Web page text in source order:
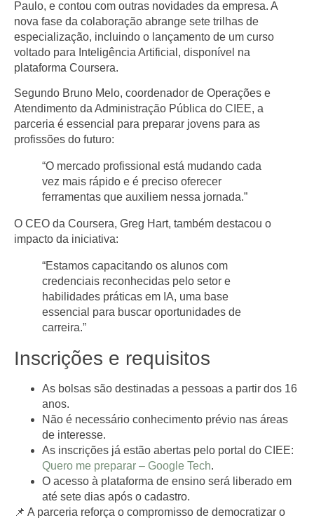
Paulo, e contou com outras novidades da empresa. A
nova fase da colaboração abrange sete trilhas de
especialização, incluindo o lançamento de um curso
voltado para Inteligência Artificial , disponível na
plataforma Coursera.
Segundo Bruno Melo, coordenador de Operações e
Atendimento da Administração Pública do CIEE, a
parceria é essencial para preparar jovens para as
profissões do futuro:
“O mercado profissional está mudando cada
vez mais rápido e é preciso oferecer
ferramentas que auxiliem nessa jornada.”
O CEO da Coursera, Greg Hart, também destacou o
impacto da iniciativa:
“Estamos capacitando os alunos com
credenciais reconhecidas pelo setor e
habilidades práticas em IA, uma base
essencial para buscar oportunidades de
carreira.”
Inscrições e requisitos
As bolsas são destinadas a pessoas a partir dos 16
anos.
Não é necessário conhecimento prévio nas áreas
de interesse.
As inscrições já estão abertas pelo portal do CIEE:
Quero me preparar – Google Tech.
O acesso à plataforma de ensino será liberado em
até sete dias após o cadastro.
📌 A parceria reforça o compromisso de democratizar o